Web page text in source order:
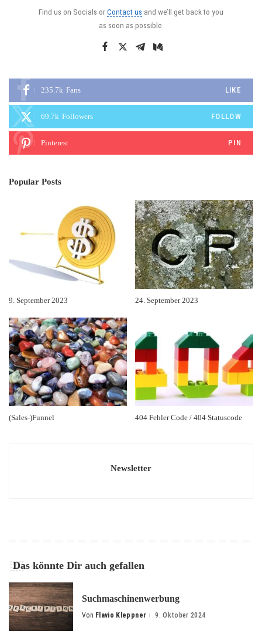
Find us on Socials orContact us and we’ll get back to you
as soon as possible.
235.7k Fans LIKE
69.7k Followers FOLLOW
Pinterest PIN
Popular Posts
9. September 2023 24. September 2023
(Sales-)Funnel 404 Fehler Code / 404 Statuscode
Newsletter
Das könnte Dir auch gefallen
Suchmaschinenwerbung
Posted
Von Flavio Kleppner 9. Oktober 2024